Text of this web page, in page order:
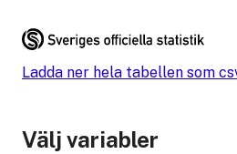
Ladda ner hela tabellen som
Välj variabler